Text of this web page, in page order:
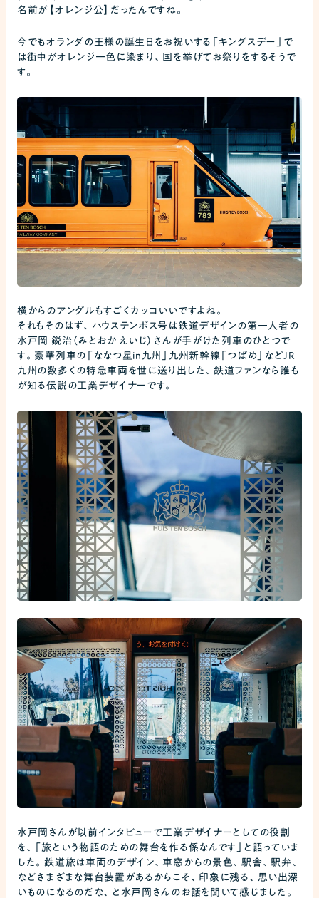
名前が【オレンジ公】だったんですね。
今でもオランダの王様の誕生日をお祝いする「キングスデー」で
は街中がオレンジ一色に染まり、国を挙げてお祭りをするそうで
す。
横からのアングルもすごくカッコいいですよね。
それもそのはず、ハウステンボス号は鉄道デザインの第一人者の
水戸岡 鋭治（みとおか えいじ）さんが手がけた列車のひとつで
す。豪華列車の「ななつ星in九州」九州新幹線「つばめ」などJR
九州の数多くの特急車両を世に送り出した、鉄道ファンなら誰も
が知る伝説の工業デザイナーです。
水戸岡さんが以前インタビューで工業デザイナーとしての役割
を、「旅という物語のための舞台を作る係なんです」と語っていま
した。鉄道旅は車両のデザイン、車窓からの景色、駅舎、駅弁、
などさまざまな舞台装置があるからこそ、印象に残る、思い出深
いものになるのだな、と水戸岡さんのお話を聞いて感じました。